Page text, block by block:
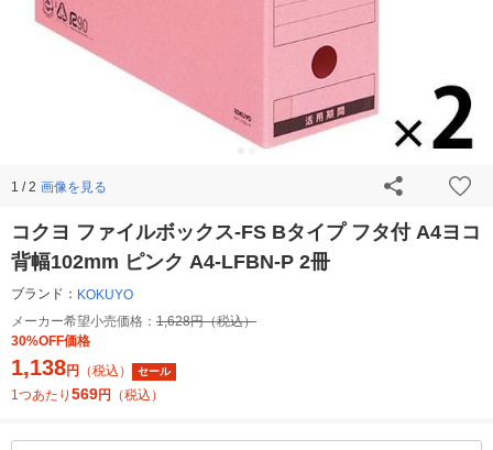
1 / 2 画像を見る
コクヨ ファイルボックス-FS Bタイプ フタ付 A4ヨコ
背幅102mm ピンク A4-LFBN-P 2冊
ブランド： KOKUYO
メーカー希望小売価格： 1,628円（税込）
30%OFF価格
1,138円 （税込） セール
1つあたり 569円 （税込）